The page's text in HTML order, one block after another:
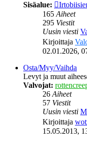
Sisäalue:
165Aiheet
295 Viestit
Uusin viesti
Kirjoittaja
02.01.2026,
Osta/Myy/Vaihda
Levyt ja muut
Valvojat:
26Aiheet
57 Viestit
Uusin viesti
Kirjoittaja
15.05.2013,